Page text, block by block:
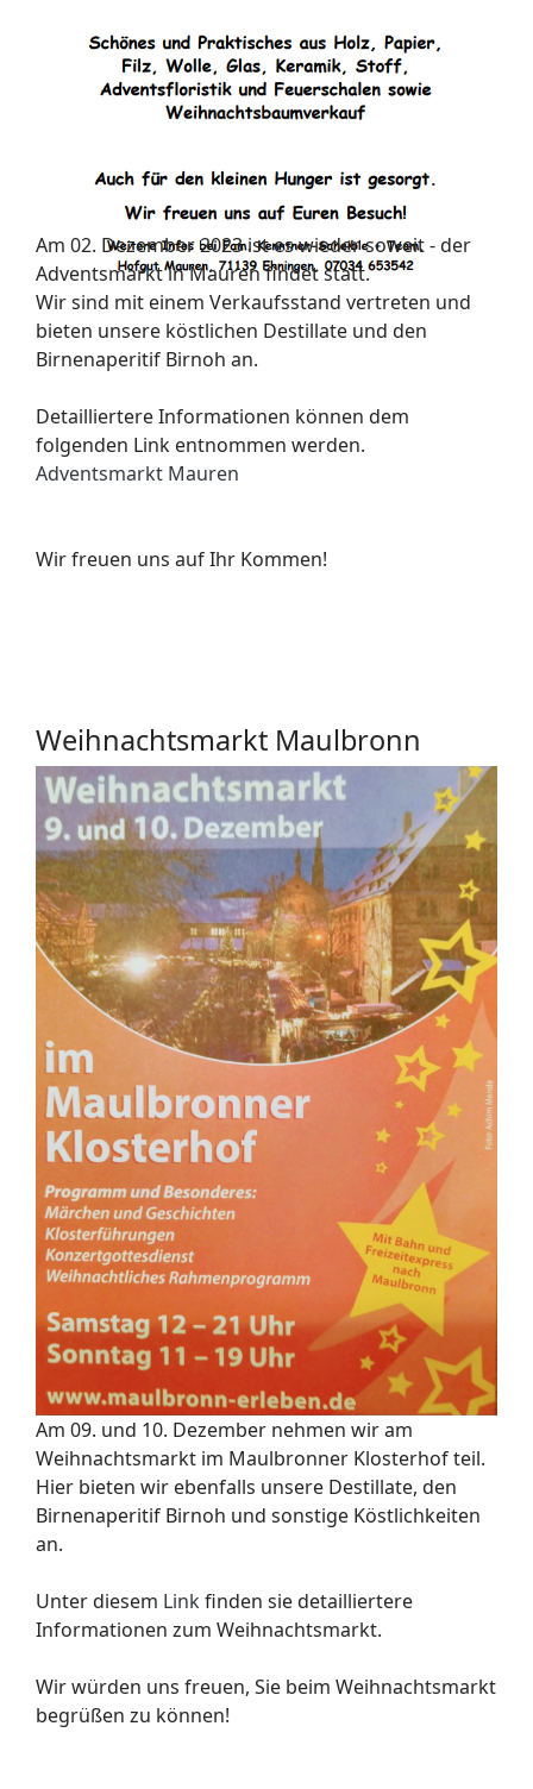
Am 02. Dezember 2023 ist es wieder soweit - der
Adventsmarkt in Mauren findet statt.
Wir sind mit einem Verkaufsstand vertreten und
bieten unsere köstlichen Destillate und den
Birnenaperitif Birnoh an.
Detailliertere Informationen können dem
folgenden Link entnommen werden.
Adventsmarkt Mauren
Wir freuen uns auf Ihr Kommen!
Weihnachtsmarkt Maulbronn
Am 09. und 10. Dezember nehmen wir am
Weihnachtsmarkt im Maulbronner Klosterhof teil.
Hier bieten wir ebenfalls unsere Destillate, den
Birnenaperitif Birnoh und sonstige Köstlichkeiten
an.
Unter diesem Linkfinden sie detailliertere
Informationen zum Weihnachtsmarkt.
Wir würden uns freuen, Sie beim Weihnachtsmarkt
begrüßen zu können!